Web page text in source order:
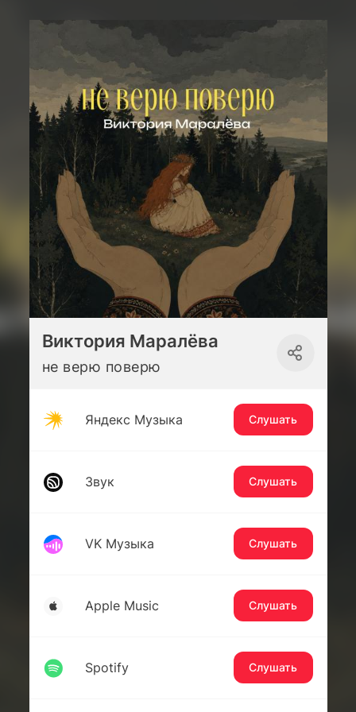
Виктория Маралёва
не верю поверю
Яндекс Музыка Слушать
Звук Слушать
VK Музыка Слушать
Apple Music Слушать
Spotify Слушать